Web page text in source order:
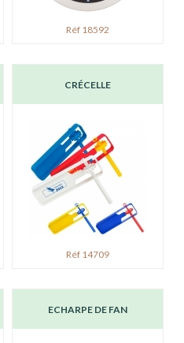
Réf 18592
CRÉCELLE
Réf 14709
ECHARPE DE FAN